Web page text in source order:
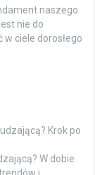
naszego
nie do
ciele dorosłego
Krok po
W dobie